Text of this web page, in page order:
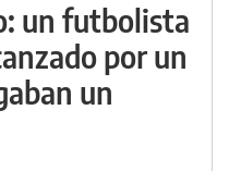
un futbolista
por un
un